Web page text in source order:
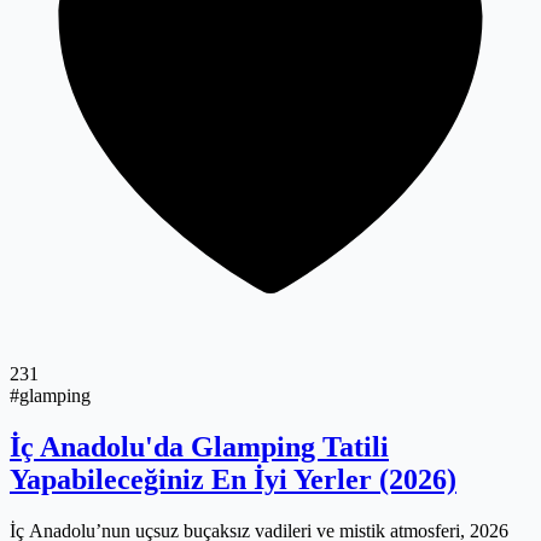
231
#glamping
İç Anadolu'da Glamping Tatili
Yapabileceğiniz En İyi Yerler (2026)
İç Anadolu’nun uçsuz buçaksız vadileri ve mistik atmosferi, 2026